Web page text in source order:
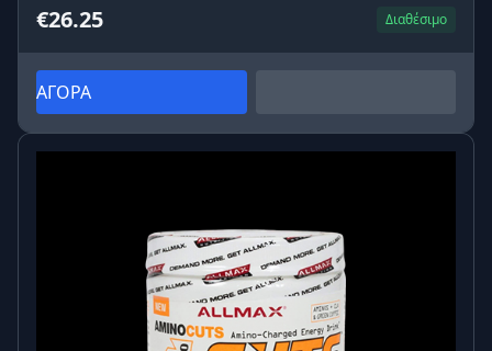
€26.25 Διαθέσιμο
ΑΓΟΡΑ